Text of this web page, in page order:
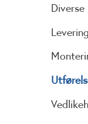
Diverse
Levering